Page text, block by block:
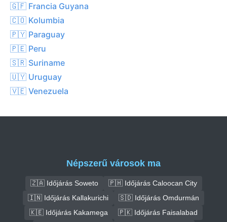
🇬🇫 Francia Guyana
🇨🇴 Kolumbia
🇵🇾 Paraguay
🇵🇪 Peru
🇸🇷 Suriname
🇺🇾 Uruguay
🇻🇪 Venezuela
Népszerű városok ma
🇿🇦 Időjárás Soweto
🇵🇭 Időjárás Caloocan City
🇮🇳 Időjárás Kallakurichi
🇸🇩 Időjárás Omdurmán
🇰🇪 Időjárás Kakamega
🇵🇰 Időjárás Faisalabad